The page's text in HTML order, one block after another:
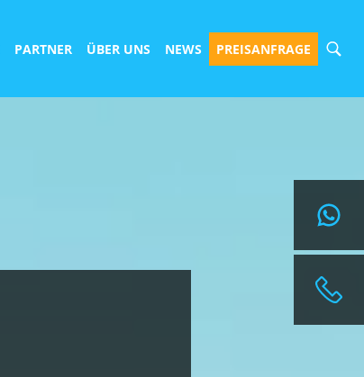
PARTNER ÜBER UNS NEWS PREISANFRAGE
ANGEBOT ANFORDERN